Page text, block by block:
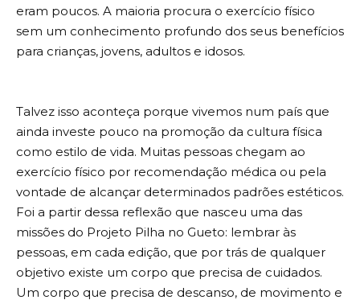
eram poucos. A maioria procura o exercício físico
sem um conhecimento profundo dos seus benefícios
para crianças, jovens, adultos e idosos.
Talvez isso aconteça porque vivemos num país que
ainda investe pouco na promoção da cultura física
como estilo de vida. Muitas pessoas chegam ao
exercício físico por recomendação médica ou pela
vontade de alcançar determinados padrões estéticos.
Foi a partir dessa reflexão que nasceu uma das
missões do Projeto Pilha no Gueto: lembrar às
pessoas, em cada edição, que por trás de qualquer
objetivo existe um corpo que precisa de cuidados.
Um corpo que precisa de descanso, de movimento e